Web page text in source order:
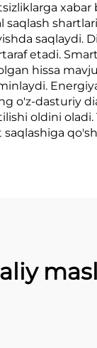
etadi.
hissa
o'z-dasturiy
oldini